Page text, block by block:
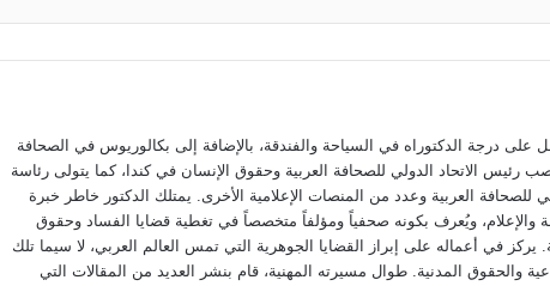
على درجة الدكتوراه في السياحة والفندقة، بالإضافة إلى بكالوريوس في الصحافة
رئيس الاتحاد الدولي للصحافة العربية وحقوق الإنسان في كندا، كما يتولى رئاسة
للصحافة العربية وعدد من المنصات الإعلامية الأخرى. يمتلك الدكتور خاطر خبرة
والإعلام، ويُعرف بكونه صحفياً ومؤلفاً متخصصاً في تغطية قضايا الفساد وحقوق
يركز في أعماله على إبراز القضايا الجوهرية التي تمس العالم العربي، لا سيما تلك
والحقوق المدنية. طوال مسيرته المهنية، قام بنشر العديد من المقالات التي